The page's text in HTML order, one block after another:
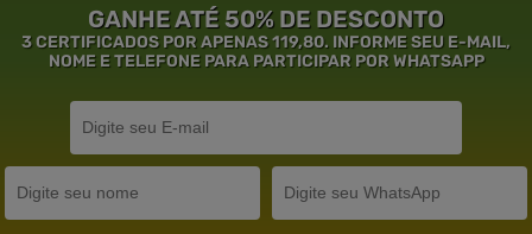
GANHE ATÉ 50% DE DESCONTO
3 CERTIFICADOS POR APENAS 119,80. INFORME SEU E-MAIL,
NOME E TELEFONE PARA PARTICIPAR POR WHATSAPP